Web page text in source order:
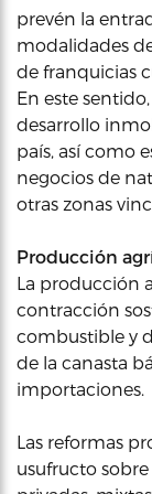
prevén la
modalidades
de franquicias
En este
desarrollo
país, así como
negocios de
otras zonas
Producción
La producción
contracción
combustible y
de la canasta
importaciones.
Las reformas
usufructo sobre